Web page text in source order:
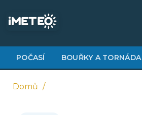
obsahu
POČASÍ BOUŘKY A TORNÁDA
Domů